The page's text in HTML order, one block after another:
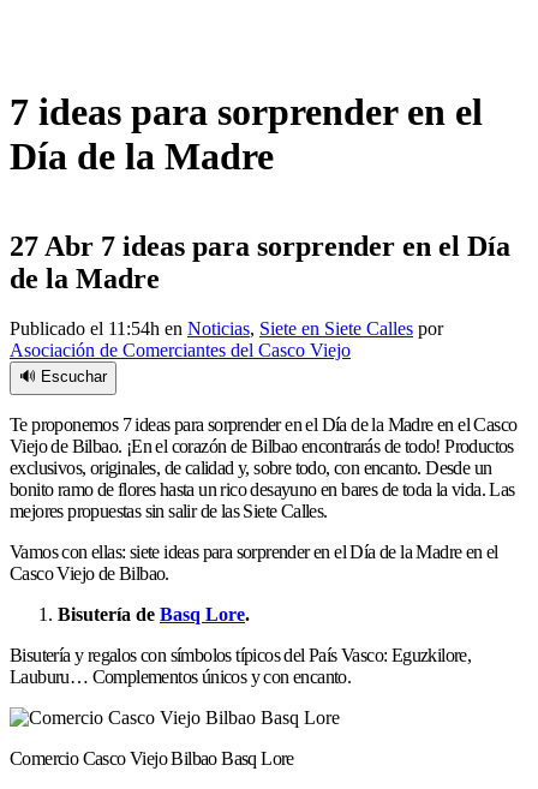
7 ideas para sorprender en el
Día de la Madre
27 Abr 7 ideas para sorprender en el Día
de la Madre
Publicado el 11:54h en Noticias, Siete en Siete Calles por
Asociación de Comerciantes del Casco Viejo
🔊 Escuchar
Te proponemos 7 ideas para sorprender en el Día de la Madre en el Casco
Viejo de Bilbao. ¡En el corazón de Bilbao encontrarás de todo! Productos
exclusivos, originales, de calidad y, sobre todo, con encanto. Desde un
bonito ramo de flores hasta un rico desayuno en bares de toda la vida. Las
mejores propuestas sin salir de las Siete Calles.
Vamos con ellas: siete ideas para sorprender en el Día de la Madre en el
Casco Viejo de Bilbao.
Bisutería de Basq Lore.
Bisutería y regalos con símbolos típicos del País Vasco: Eguzkilore,
Lauburu… Complementos únicos y con encanto.
Comercio Casco Viejo Bilbao Basq Lore